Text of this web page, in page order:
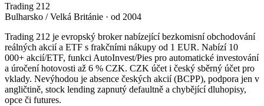
Trading 212
Bulharsko / Velká Británie · od 2004
Trading 212 je evropský broker nabízející bezkomisní obchodování
reálných akcií a ETF s frakčními nákupy od 1 EUR. Nabízí 10
000+ akcií/ETF, funkci AutoInvest/Pies pro automatické investování
a úročení hotovosti až 6 % CZK. CZK účet i český sběrný účet pro
vklady. Nevýhodou je absence českých akcií (BCPP), podpora jen v
angličtině, stock lending zapnutý defaultně a chybějící dluhopisy,
opce či futures.